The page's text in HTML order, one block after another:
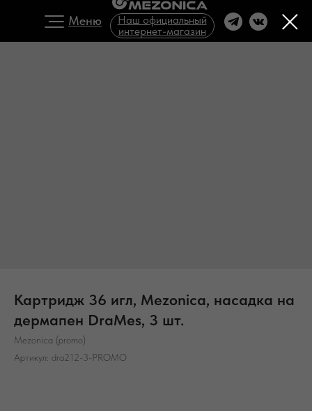
Меню
Наш официальный
интернет-магазин
Картридж 36 игл, Mezonica, насадка на
дермапен DraMes, 3 шт.
Mezonica (promo)
Артикул: dra212-3-PROMO